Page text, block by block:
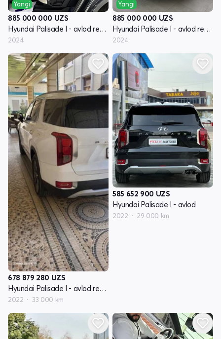
Yangi
885 000 000 UZS
Hyundai Palisade I - avlod restayling
2024
Yangi
885 000 000 UZS
Hyundai Palisade I - avlod restayling
2024
678 879 280 UZS
Hyundai Palisade I - avlod restayling
2022 33 000 km
585 652 900 UZS
Hyundai Palisade I - avlod
2022 29 000 km